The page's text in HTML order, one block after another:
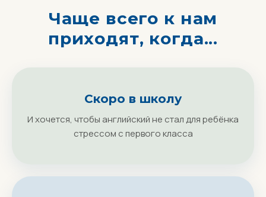
Чаще всего к нам
приходят, когда...
Скоро в школу
И хочется, чтобы английский не стал для ребёнка
стрессом с первого класса